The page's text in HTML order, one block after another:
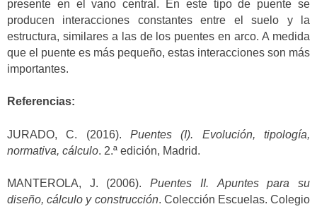
presente en el vano central. En este tipo de puente se
producen interacciones constantes entre el suelo y la
estructura, similares a las de los puentes en arco. A medida
que el puente es más pequeño, estas interacciones son más
importantes.
Referencias:
JURADO, C. (2016). Puentes (I). Evolución, tipología,
normativa, cálculo. 2.ª edición, Madrid.
MANTEROLA, J. (2006).Puentes II.
Apuntes para su
diseño, cálculo y construcción. Colección Escuelas. Colegio